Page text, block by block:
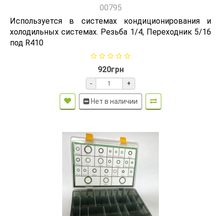
00795
Используется в системах кондиционирования и
холодильных системах. Резьба 1/4, Переходник 5/16
под R410
920грн
- +
Нет в наличии